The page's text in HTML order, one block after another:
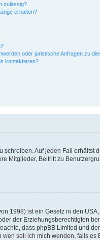
zulässig?
erhalten?
oder juristische Anfragen zu
kontaktieren?
Auf jeden Fall erhältst
Mitglieder, Beitritt zu
1998) ist ein Gesetz in den
der Erziehungsberechtigten
dass phpBB Limited und
soll ich mich wenden, falls es